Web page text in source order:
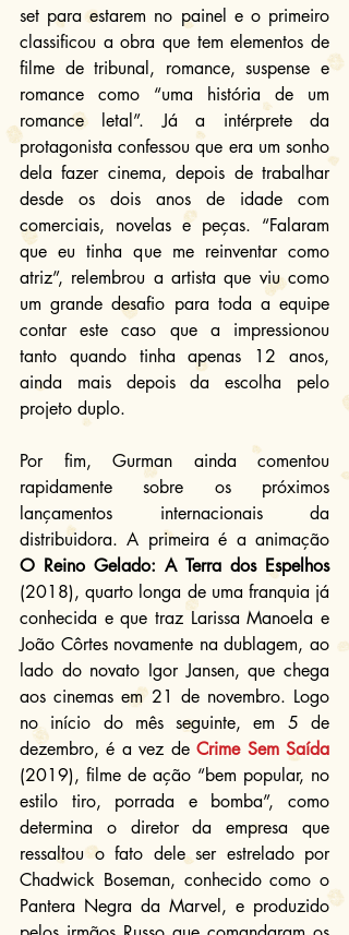
set para estarem no painel e o primeiro
classificou a obra que tem elementos de
filme de tribunal, romance, suspense e
romance como “uma história de um
romance letal”. Já a intérprete da
protagonista confessou que era um sonho
dela fazer cinema, depois de trabalhar
desde os dois anos de idade com
comerciais, novelas e peças. “Falaram
que eu tinha que me reinventar como
atriz”, relembrou a artista que viu como
um grande desafio para toda a equipe
contar este caso que a impressionou
tanto quando tinha apenas 12 anos,
ainda mais depois da escolha pelo
projeto duplo.
Por fim, Gurman ainda comentou
rapidamente sobre os próximos
lançamentos internacionais da
O Reino Gelado: A Terra dos Espelhos
(2018), quarto longa de uma franquia já
conhecida e que traz Larissa Manoela e
João Côrtes novamente na dublagem, ao
lado do novato Igor Jansen, que chega
aos cinemas em 21 de novembro. Logo
no início do mês seguinte, em 5 de
dezembro, é a vez de Crime Sem Saída
(2019), filme de ação “bem popular, no
estilo tiro, porrada e bomba”, como
determina o diretor da empresa que
ressaltou o fato dele ser estrelado por
Chadwick Boseman, conhecido como o
Pantera Negra da Marvel, e produzido